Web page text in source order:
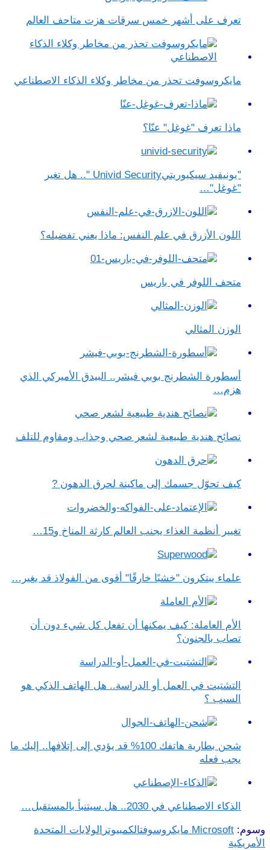
تعرف على أشهر خمس سرقات هزت متاحف العالم
مايكروسوفت تحذر من مخاطر وكلاء الذكاء الاصطناعي
ماذا تعرف "غوغل" عنّا؟
"يونيفيد سيكيوريتيUnivid Security ".. هل تغير
"غوغل"…
اللون الأزرق في علم النفس​: ماذا يعني تفضيله؟
متحف اللوفر في باريس
الوزن المثالي
أسطورة الشطرنج بوبي فيشر.. البيدق الأميركي الذي
هزم…
نصائح هندية طبيعية لشعر صحي وجذاب ومقاوم للتلف
كيف تحوّل جسمك إلى ماكينة لحرق الدهون ?
تغيير أنظمة الغذاء يجنب العالم كارثة المناخ و15…
علماء يبتكرون "خشبًا خارقًا" أقوى من الفولاذ قد يغير…
الأم العاملة: كيف يمكنها أن تفعل كل شيء دون أن
تصاب بالجنون؟
التشتيت في العمل أو الدراسة.. هل الهاتف الذكي هو
السبب ؟
شحن بطارية هاتفك 100% قد يؤدي إلى إتلافها.. إليك ما
يجب فعله
الذكاء الاصطناعي في 2030.. هل سيتنبأ بالمستقبل…
وسوم: Microsoft مايكروسوفت الكمبيوتر الولايات المتحدة
الأمريكية